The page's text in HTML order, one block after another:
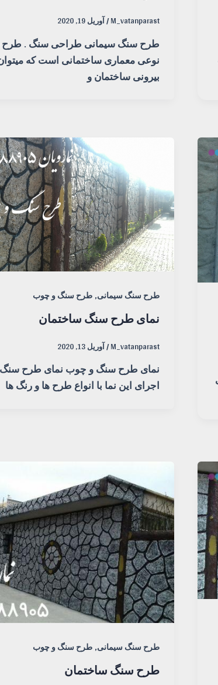
M_vatanparast
/آوریل 19, 2020
طرح سنگ سیمانی طراحی سنگ . طرح
نوعی معماری ساختمانی است که
بیرونی ساختمان و
طرح سنگ سیمانی,طرح سنگ و چوب
نمای طرح سنگ ساختمان
M_vatanparast
/آوریل 13, 2020
نمای طرح سنگ و چوب نمای طرح سنگ
اجرای این نما با انواع طرح ها و رنگ ها
طرح سنگ سیمانی,طرح سنگ و چوب
طرح سنگ ساختمان